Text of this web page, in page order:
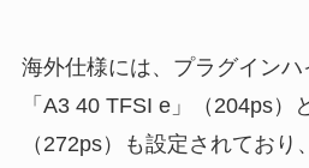
海外仕様には、プラグイン
「A3 40 TFSI e」（204ps）
（272ps）も設定されてお